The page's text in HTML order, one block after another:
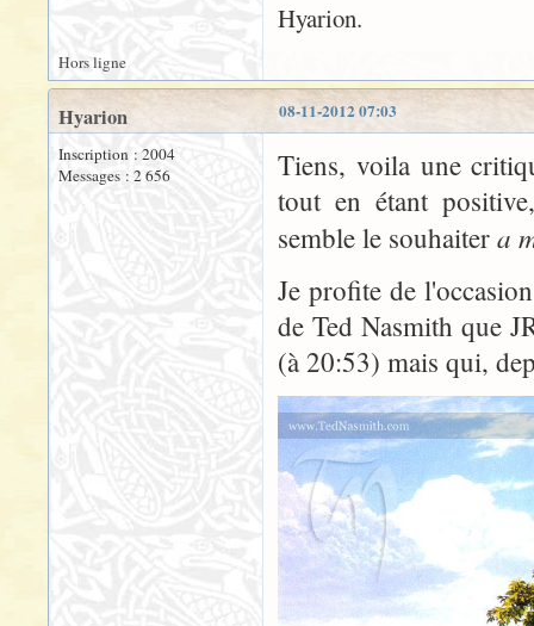
Hyarion.
Hors ligne
08-11-2012 07:03
Hyarion
Inscription : 2004
Messages : 2 656
Tiens, voila une
tout en étant
semble le souhaiter a
Je profite de
de Ted Nasmith que
(à 20:53) mais qui,